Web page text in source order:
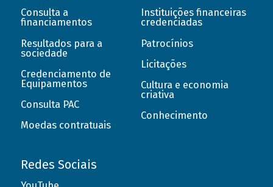
Consulta a
financiamentos
Resultados para a
sociedade
Credenciamento de
Equipamentos
Consulta PAC
Moedas contratuais
Instituições financeiras
credenciadas
Patrocínios
Licitações
Cultura e economia
criativa
Conhecimento
Redes Sociais